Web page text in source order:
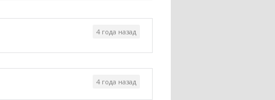
4 года назад
4 года назад